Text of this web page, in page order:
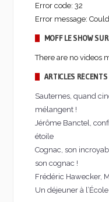
Error code: 32
Error message:
MOFF LE SHOW
There are no videos
ARTICLES RÉCENTS
Sauternes, quand
mélangent !
Jérôme Banctel,
étoile
Cognac, son
son cognac !
Frédéric Hawecker,
Un déjeuner à